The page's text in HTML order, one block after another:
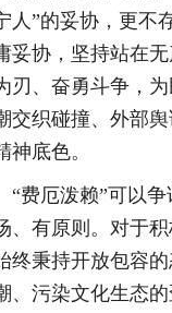
人”的妥协，更不
妥协，坚持站在
刃、奋勇斗争，
交织碰撞、外部
神底色。
“费厄泼赖”可以
、有原则。对于
终秉持开放包容
、污染文化生态